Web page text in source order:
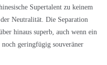
Supertalent zu keinem
Neutralität. Die Separation
hinaus superb, auch wenn ein
geringfügig souveräner